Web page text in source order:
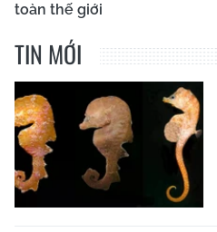
toàn thế giới
TIN MỚI